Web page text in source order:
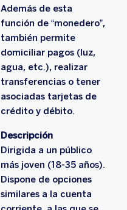
Además de esta
función de “monedero”,
también permite
domiciliar pagos (luz,
agua, etc.), realizar
transferencias o tener
asociadas tarjetas de
crédito y débito.
Descripción
Dirigida a un público
más joven (18-35 años).
Dispone de opciones
similares a la cuenta